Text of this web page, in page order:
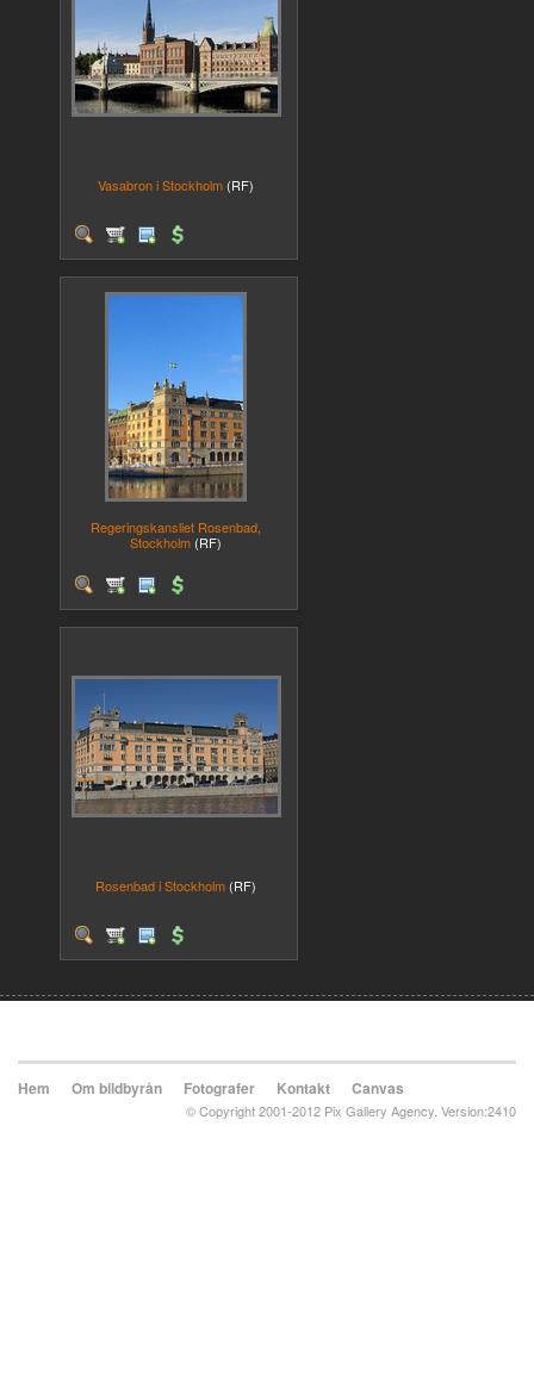
Vasabron i Stockholm (RF)
Regeringskansliet Rosenbad,
Stockholm (RF)
Rosenbad i Stockholm (RF)
Hem Om bildbyrån Fotografer Kontakt Canvas
© Copyright 2001-2012 Pix Gallery Agency. Version:2410